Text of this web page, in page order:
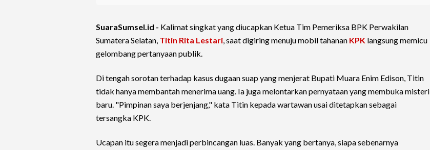
SuaraSumsel.id - Kalimat singkat yang diucapkan Ketua Tim Pemeriksa BPK Perwakilan
Sumatera Selatan, Titin Rita Lestari, saat digiring menuju mobil tahanan KPK langsung memicu
gelombang pertanyaan publik.
Di tengah sorotan terhadap kasus dugaan suap yang menjerat Bupati Muara Enim Edison, Titin
tidak hanya membantah menerima uang. Ia juga melontarkan pernyataan yang membuka misteri
baru. "Pimpinan saya berjenjang," kata Titin kepada wartawan usai ditetapkan sebagai
tersangka KPK.
Ucapan itu segera menjadi perbincangan luas. Banyak yang bertanya, siapa sebenarnya